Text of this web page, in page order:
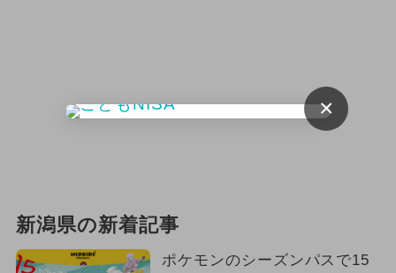
新潟県の新着記事
ポケモンのシーズンパスで15
×